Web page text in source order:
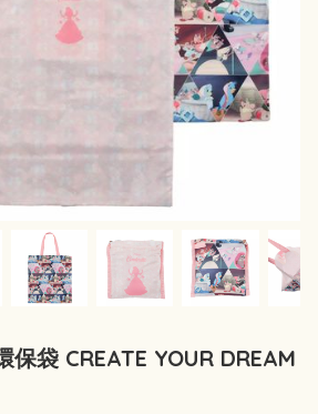
袋 CREATE YOUR DREAM